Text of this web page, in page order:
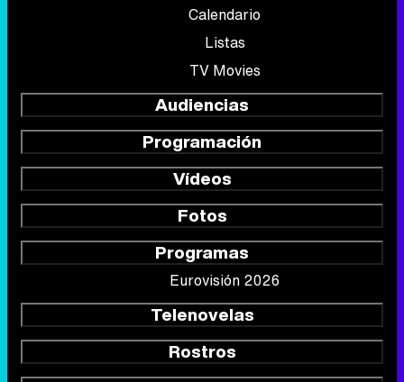
Calendario
Listas
TV Movies
Audiencias
Programación
Vídeos
Fotos
Programas
Eurovisión 2026
Telenovelas
Rostros